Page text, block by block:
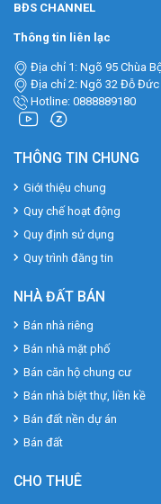
BĐS CHANNEL
Thông tin liên lạc
Địa chỉ 1: Ngõ 95 Chùa
Địa chỉ 2: Ngõ 32 Đỗ Đức
Hotline: 0888889180
THÔNG TIN CHUNG
Giới thiệu chung
Quy chế hoạt động
Quy định sử dụng
Quy trình đăng tin
NHÀ ĐẤT BÁN
Bán nhà riêng
Bán nhà mặt phố
Bán căn hộ chung cư
Bán nhà biệt thự, liền kề
Bán đất nền dự án
Bán đất
CHO THUÊ